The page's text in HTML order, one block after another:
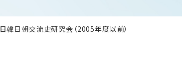
日韓日朝交流史研究会（2005年度以前）